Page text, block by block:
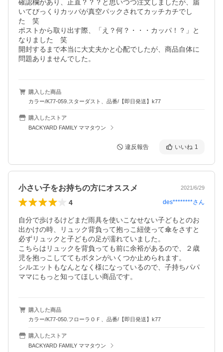
確認欄があり、正直？？？と思いつつ注文しましたが、届
いてびっくりカッパが真空パックされてカッチカチでし
た　笑
ポストから取り出す際、「え？何？・・・カッパ！？」と
なりました　笑
開封するまで本当に大丈夫かと心配でしたが、商品自体に
問題ありませんでした。
購入した商品
カラー/K77-059.スターダスト、品番/【即日発送】k77
購入したストア
BACKYARD FAMILY ママタウン
違反報告 いいね 1
小さい子をお持ちの方にオススメ 2021/6/29
4 des********さん
自分で歩けるけどまだ雨具を使いこなせない子どもとのお
出かけの時、リュック背負って抱っこ紐使って傘をさすと
必ずリュックと子どもの足が濡れていました。
こちらはリュックを背負っても前に余裕があるので、２歳
児を抱っこしててもボタンがいくつか止められます。
シルエットもなんとなく様になっているので、子持ちパパ
ママにもっと知ってほしい商品です。
購入した商品
カラー/K77-050.フローラＯＦ、品番/【即日発送】k77
購入したストア
BACKYARD FAMILY ママタウン